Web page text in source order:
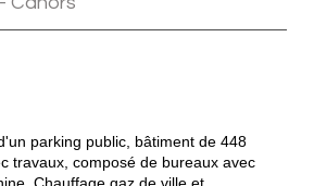
parking public, bâtiment de 448
travaux, composé de bureaux avec
Chauffage gaz de ville et